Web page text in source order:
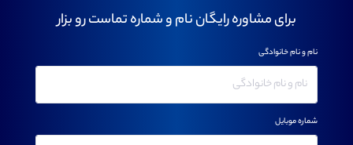
برای مشاوره رایگان نام و شماره تماست رو بزار
نام و نام خانوادگی
شماره موبایل